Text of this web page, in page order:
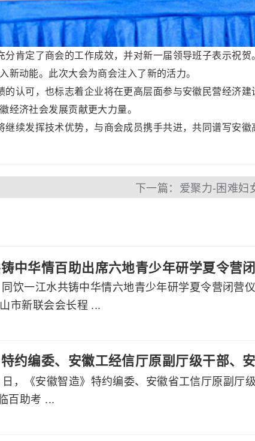
肯定了商会的工作成效，并对新一届领导班子表示祝贺
新动能。此次大会为商会注入了新的活力。
认可，也标志着企业将在更高层面参与安徽民营经济建
经济社会发展贡献更大力量。
续发挥技术优势，与商会成员携手共进，共同谱写安徽
中华情百助出席六地青少年研学夏令营
饮一江水共铸中华情六地青少年研学夏令营闭营
市新联会会长程 ...
特约编委、安徽工经信厅原副厅级干部、
百助考察交流
，《安徽智造》特约编委、安徽省工信厅原副厅
百助考 ...